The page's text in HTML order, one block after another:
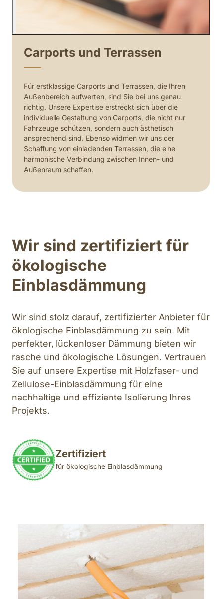
Carports und Terrassen
Für erstklassige Carports und Terrassen, die Ihren
Außenbereich aufwerten, sind Sie bei uns genau
richtig. Unsere Expertise erstreckt sich über die
individuelle Gestaltung von Carports, die nicht nur
Fahrzeuge schützen, sondern auch ästhetisch
ansprechend sind. Ebenso widmen wir uns der
Schaffung von einladenden Terrassen, die eine
harmonische Verbindung zwischen Innen- und
Außenraum schaffen.
Wir sind zertifiziert für
ökologische
Einblasdämmung
Wir sind stolz darauf, zertifizierter Anbieter für
ökologische Einblasdämmung zu sein. Mit
perfekter, lückenloser Dämmung bieten wir
rasche und ökologische Lösungen. Vertrauen
Sie auf unsere Expertise mit Holzfaser- und
Zellulose-Einblasdämmung für eine
nachhaltige und effiziente Isolierung Ihres
Projekts.
Zertifiziert
für ökologische Einblasdämmung